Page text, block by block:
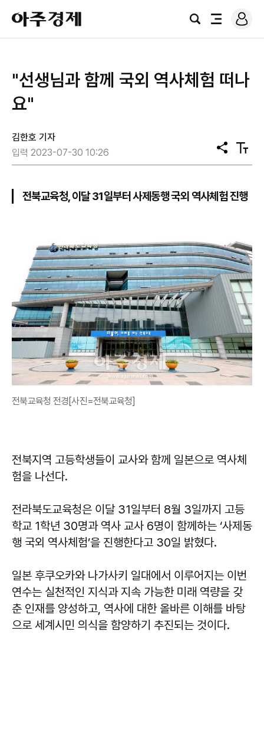
아
주
경
검
전
로
그
"선생님과 함께 국외 역사체험 떠나
요"
김한호 기자
입력 2023-07-30 10:26
공
유
텍
스
기
전북교육청, 이달 31일부터 사제동행 국외 역사체험 진행
전북교육청 전경[사진=전북교육청]
전북지역 고등학생들이 교사와 함께 일본으로 역사체
험을 나선다.
전라북도교육청은 이달 31일부터 8월 3일까지 고등
학교 1학년 30명과 역사 교사 6명이 함께하는 ‘사제동
행 국외 역사체험’을 진행한다고 30일 밝혔다.
일본 후쿠오카와 나가사키 일대에서 이루어지는 이번
연수는 실천적인 지식과 지속 가능한 미래 역량을 갖
춘 인재를 양성하고, 역사에 대한 올바른 이해를 바탕
으로 세계시민 의식을 함양하기 추진되는 것이다.